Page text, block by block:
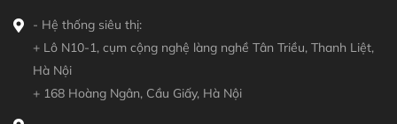
- Hệ thống siêu thị:
+ Lô N10-1, cụm cộng nghệ làng nghề Tân Triều, Thanh Liệt,
Hà Nội
+ 168 Hoàng Ngân, Cầu Giấy, Hà Nội